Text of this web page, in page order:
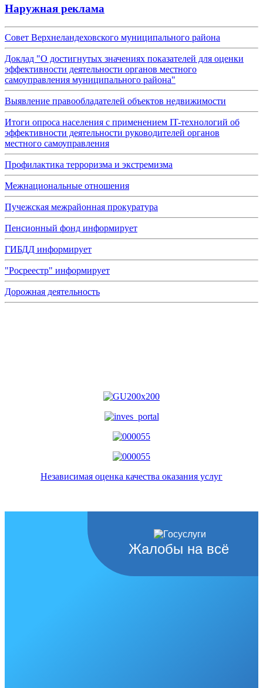
Наружная реклама
Совет Верхнеландеховского муниципального района
Доклад "О достигнутых значениях показателей для оценки
эффективности деятельности органов местного
самоуправления муниципального района"
Выявление правообладателей объектов недвижимости
Итоги опроса населения с применением IT-технологий об
эффективности деятельности руководителей органов
местного самоуправления
Профилактика терроризма и экстремизма
Межнациональные отношения
Пучежская межрайонная прокуратура
Пенсионный фонд информирует
ГИБДД информирует
"Росреестр" информирует
Дорожная деятельность
Независимая оценка качества оказания услуг
Жалобы на всё